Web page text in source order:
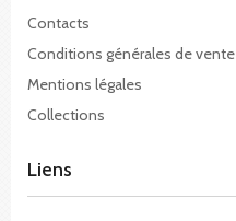
Contacts
Conditions générales de vente
Mentions légales
Collections
Liens